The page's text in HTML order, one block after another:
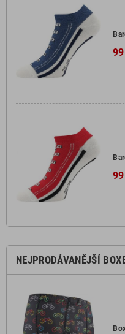
NEJPRODÁVANĚJŠÍ